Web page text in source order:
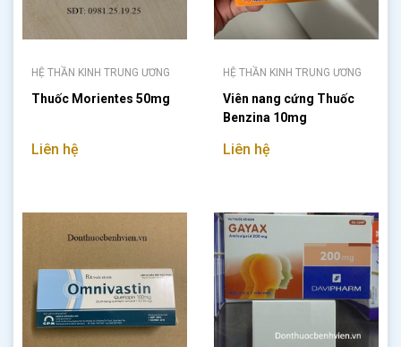
HỆ THẦN KINH TRUNG ƯƠNG
Thuốc Morientes 50mg
Liên hệ
HỆ THẦN KINH TRUNG ƯƠNG
Viên nang cứng Thuốc
Benzina 10mg
Liên hệ